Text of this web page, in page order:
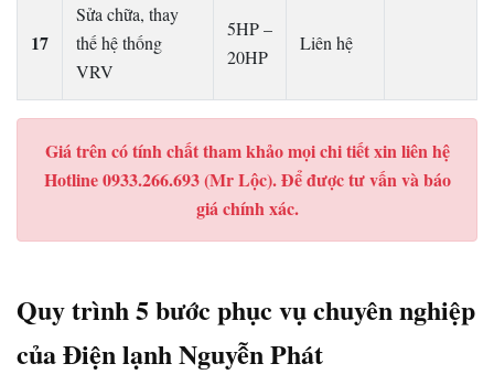
17
Sửa chữa, thay
thế hệ thống
VRV
5HP –
20HP
Liên hệ
Giá trên có tính chất tham khảo mọi chi tiết xin liên hệ
Hotline 0933.266.693 (Mr Lộc). Để được tư vấn và báo
giá chính xác.
Quy trình 5 bước phục vụ chuyên nghiệp
của Điện lạnh Nguyễn Phát